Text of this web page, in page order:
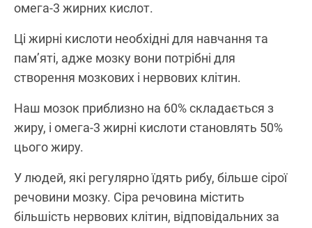
омега-3 жирних кислот.
Ці жирні кислоти необхідні для навчання та
пам’яті, адже мозку вони потрібні для
створення мозкових і нервових клітин.
Наш мозок приблизно на 60% складається з
жиру, і омега-3 жирні кислоти становлять 50%
цього жиру.
У людей, які регулярно їдять рибу, більше сірої
речовини мозку. Сіра речовина містить
більшість нервових клітин, відповідальних за